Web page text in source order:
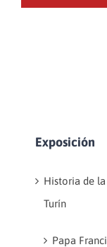
Exposición
Historia de
Turín
Papa